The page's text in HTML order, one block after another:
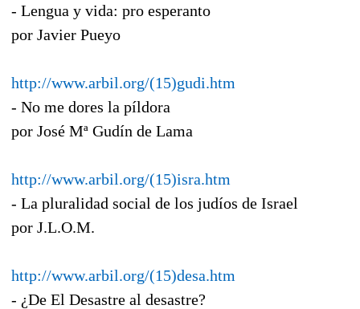
- Lengua y vida: pro esperanto
por Javier Pueyo
http://www.arbil.org/(15)gudi.htm
- No me dores la píldora
por José Mª Gudín de Lama
http://www.arbil.org/(15)isra.htm
- La pluralidad social de los judíos de Israel
por J.L.O.M.
http://www.arbil.org/(15)desa.htm
- ¿De El Desastre al desastre?